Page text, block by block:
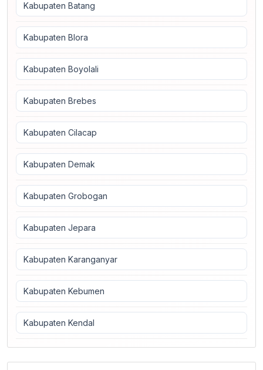
Kabupaten Batang
Kabupaten Blora
Kabupaten Boyolali
Kabupaten Brebes
Kabupaten Cilacap
Kabupaten Demak
Kabupaten Grobogan
Kabupaten Jepara
Kabupaten Karanganyar
Kabupaten Kebumen
Kabupaten Kendal